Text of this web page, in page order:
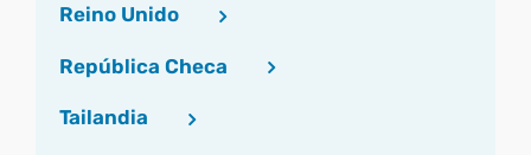
Reino Unido
República Checa
Tailandia